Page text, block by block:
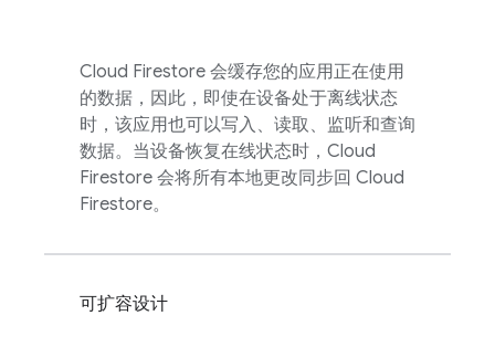
Cloud Firestore 会缓存您的应用正在使用
的数据，因此，即使在设备处于离线状态
时，该应用也可以写入、读取、监听和查询
数据。当设备恢复在线状态时， Cloud
Firestore 会将所有本地更改同步回 Cloud
Firestore。
可扩容设计